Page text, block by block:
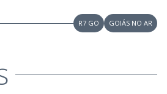
R7 GO GOIÁS NO AR